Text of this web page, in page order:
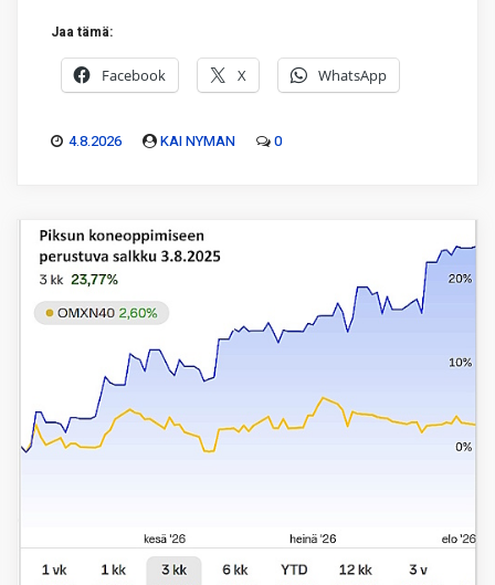
Jaa tämä:
Facebook X WhatsApp
4.8.2026 KAI NYMAN 0